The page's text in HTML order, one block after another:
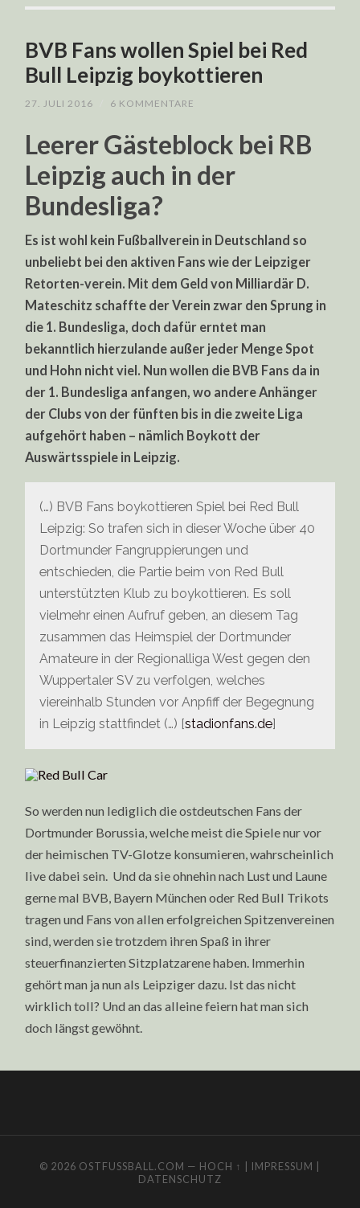
BVB Fans wollen Spiel bei Red
Bull Leipzig boykottieren
27. JULI 2016 6 KOMMENTARE
Leerer Gästeblock bei RB
Leipzig auch in der
Bundesliga?
Es ist wohl kein Fußballverein in Deutschland so
unbeliebt bei den aktiven Fans wie der Leipziger
Retorten-verein. Mit dem Geld von Milliardär D.
Mateschitz schaffte der Verein zwar den Sprung in
die 1. Bundesliga, doch dafür erntet man
bekanntlich hierzulande außer jeder Menge Spot
und Hohn nicht viel. Nun wollen die BVB Fans da in
der 1. Bundesliga anfangen, wo andere Anhänger
der Clubs von der fünften bis in die zweite Liga
aufgehört haben – nämlich Boykott der
Auswärtsspiele in Leipzig.
(…) BVB Fans boykottieren Spiel bei Red Bull
Leipzig: So trafen sich in dieser Woche über 40
Dortmunder Fangruppierungen und
entschieden, die Partie beim von Red Bull
unterstützten Klub zu boykottieren. Es soll
vielmehr einen Aufruf geben, an diesem Tag
zusammen das Heimspiel der Dortmunder
Amateure in der Regionalliga West gegen den
Wuppertaler SV zu verfolgen, welches
viereinhalb Stunden vor Anpfiff der Begegnung
in Leipzig stattfindet (…) [stadionfans.de]
So werden nun lediglich die ostdeutschen Fans der
Dortmunder Borussia, welche meist die Spiele nur vor
der heimischen TV-Glotze konsumieren, wahrscheinlich
live dabei sein. Und da sie ohnehin nach Lust und Laune
gerne mal BVB, Bayern München oder Red Bull Trikots
tragen und Fans von allen erfolgreichen Spitzenvereinen
sind, werden sie trotzdem ihren Spaß in ihrer
steuerfinanzierten Sitzplatzarene haben. Immerhin
gehört man ja nun als Leipziger dazu. Ist das nicht
wirklich toll? Und an das alleine feiern hat man sich
doch längst gewöhnt.
© 2026 OSTFUSSBALL.COM — HOCH ↑ | IMPRESSUM |
DATENSCHUTZ